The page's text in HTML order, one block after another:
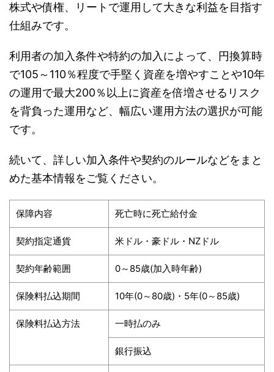
株式や債権、リートで運用して大きな利益を目指す
仕組みです。
利用者の加入条件や特約の加入によって、円換算時
で105～110％程度で手堅く資産を増やすことや10年
の運用で最大200％以上に資産を倍増させるリスク
を背負った運用など、幅広い運用方法の選択が可能
です。
続いて、詳しい加入条件や契約のルールなどをまと
めた基本情報をご覧ください。
保障内容 死亡時に死亡給付金
契約指定通貨 米ドル・豪ドル・NZドル
契約年齢範囲 0～85歳(加入時年齢)
保険料払込期間 10年(0～80歳)・5年(0～85歳)
保険料払込方法 一時払のみ
銀行振込